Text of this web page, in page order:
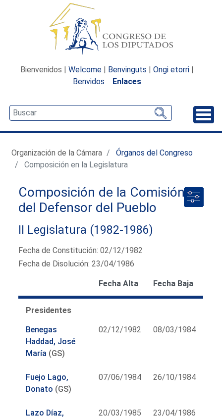
Bienvenidos | Welcome | Benvinguts | Ongi etorri |
Benvidos
Enlaces
Organización de la Cámara
Órganos del Congreso
Composición en la Legislatura
Composición de la Comisión
del Defensor del Pueblo
II Legislatura (1982-1986)
Fecha de Constitución: 02/12/1982
Fecha de Disolución: 23/04/1986
Fecha Alta Fecha Baja
Presidentes
Benegas
Haddad, José
María (GS)
02/12/1982 08/03/1984
Fuejo Lago,
Donato (GS)
07/06/1984 26/10/1984
Lazo Díaz,
20/03/1985 23/04/1986